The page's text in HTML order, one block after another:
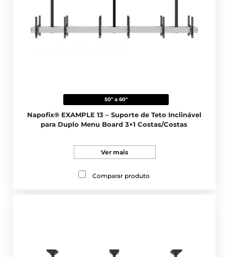
50" a 60"
Napofix® EXAMPLE 13 – Suporte de Teto Inclinável
para Duplo Menu Board 3×1 Costas/Costas
Ver mais
Comparar produto